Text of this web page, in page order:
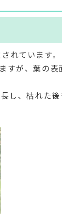
れています。
が、葉の表
し、枯れた